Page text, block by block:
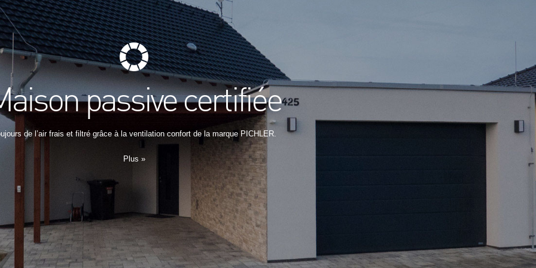
passive certifiée
de l’air frais et filtré grâce à la ventilation confort de la marque PICHLER.
Plus »